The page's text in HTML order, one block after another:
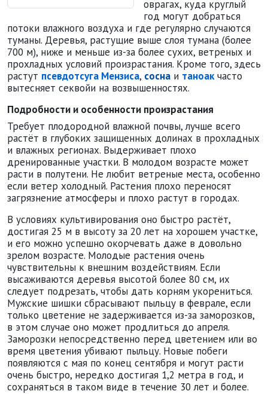
оврагах, куда круглый
год могут добраться
потоки влажного воздуха и где регулярно случаются
туманы. Деревья, растущие выше слоя тумана (более
700 м), ниже и меньше из-за более сухих, ветреных и
прохладных условий произрастания. Кроме того, здесь
растут псевдотсуга Мензиса, сосна и таноакчасто
вытесняет секвойи на возвышенностях.
Подробности и особенности произрастания
Требует плодородной влажной почвы, лучше всего
растёт в глубоких защищенных долинах в прохладных
и влажных регионах. Выдерживает плохо
дренированные участки. В молодом возрасте может
расти в полутени. Не любит ветреные места, особенно
если ветер холодный. Растения плохо переносят
загрязнение атмосферы и плохо растут в городах.
В условиях культивирования оно быстро растёт,
достигая 25 м в высоту за 20 лет на хорошем участке,
и его можно успешно окорчевать даже в довольно
зрелом возрасте. Молодые растения очень
чувствительны к внешним воздействиям. Если
высаживаются деревья высотой более 80 см, их
следует подрезать, чтобы дать корням укорениться.
Мужские шишки сбрасывают пыльцу в феврале, если
только цветение не задерживается из-за заморозков,
в этом случае оно может продлиться до апреля.
Заморозки непосредственно перед цветением или во
время цветения убивают пыльцу. Новые побеги
появляются с мая по конец сентября и могут расти
очень быстро, нередко достигая 1,2 метра в год, и
сохраняться в таком виде в течение 30 лет и более.